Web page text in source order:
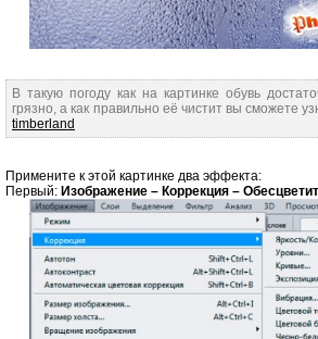
В такую погоду как на картинке обувь
грязно, а как правильно её чистит вы сможете
timberland
Примените к этой картинке два эффекта:
Первый: Изображение – Коррекция –